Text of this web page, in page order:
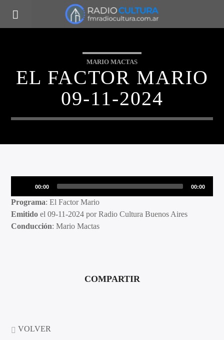
MARIO MACTAS
EL FACTOR MARIO
09-11-2024
audio
00:00 00:00
Programa: El Factor Mario
Emitido el 09-11-2024 por Radio Cultura Buenos Aires
Conducción: Mario Mactas
COMPARTIR
VOLVER